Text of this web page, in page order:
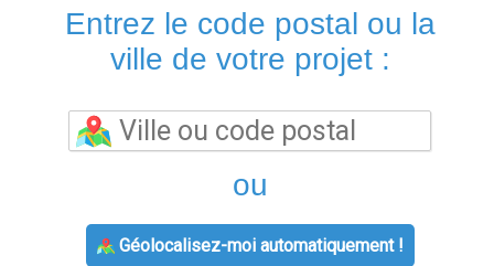
Entrez le code postal ou la
ville de votre projet :
ou
Géolocalisez-moi automatiquement !